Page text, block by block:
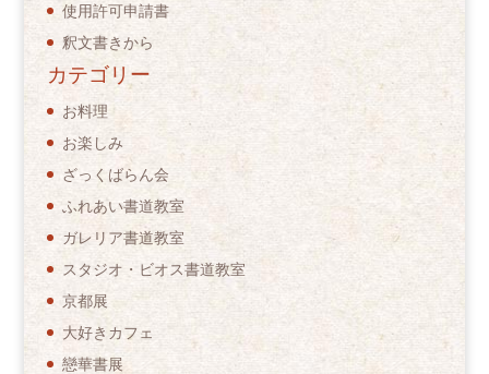
使用許可申請書
釈文書きから
カテゴリー
お料理
お楽しみ
ざっくばらん会
ふれあい書道教室
ガレリア書道教室
スタジオ・ビオス書道教室
京都展
大好きカフェ
戀華書展